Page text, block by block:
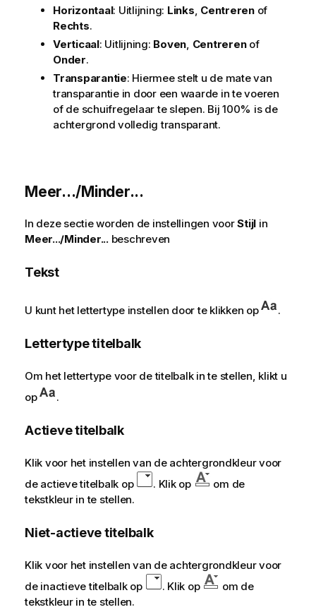
Horizontaal: Uitlijning: Links, Centrerenof
Rechts.
Verticaal: Uitlijning: Boven, Centrerenof
Onder.
Transparantie: Hiermee stelt u de mate van
transparantie in door een waarde in te voeren
of de schuifregelaar te slepen. Bij 100% is de
achtergrond volledig transparant.
Meer.../Minder...
In deze sectie worden de instellingen voorStijl in
Meer.../Minder...beschreven
Tekst
U kunt het lettertype instellen door te klikken op .
Lettertype titelbalk
Om het lettertype voor de titelbalk in te stellen, klikt u
op
.
Actieve titelbalk
Klik voor het instellen van de achtergrondkleur voor
de actieve titelbalk op
. Klik op
om de
tekstkleur in te stellen.
Niet-actieve titelbalk
Klik voor het instellen van de achtergrondkleur voor
de inactieve titelbalk op
. Klik op
om de
tekstkleur in te stellen.